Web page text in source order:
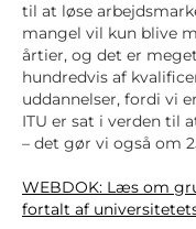
til at løse
mangel vil kun blive
årtier, og det er
hundredvis af
uddannelser, fordi vi
ITU er sat i verden til
– det gør vi også om
WEBDOK: Læs om
fortalt af